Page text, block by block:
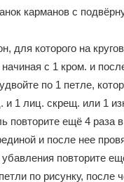
карманов с
для которого на
с 1 кром. и
по 1 петле,
и 1 лиц. скрещ. или 1
повторите ещё 4
и после нее
повторите
по рисунку, после